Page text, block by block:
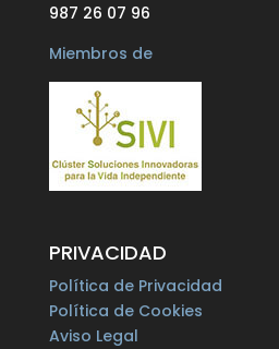
987 26 07 96
Miembros de
PRIVACIDAD
Política de Privacidad
Política de Cookies
Aviso Legal